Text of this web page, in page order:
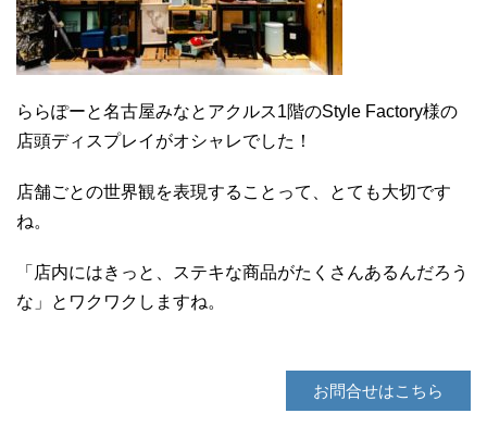
ららぽーと名古屋みなとアクルス1階のStyle Factory様の
店頭ディスプレイがオシャレでした！
店舗ごとの世界観を表現することって、とても大切です
ね。
「店内にはきっと、ステキな商品がたくさんあるんだろう
な」とワクワクしますね。
お問合せはこちら